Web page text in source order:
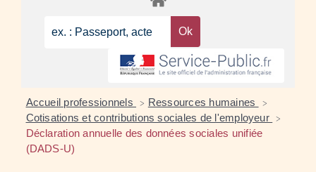
Accueil professionnels > Ressources humaines >
Cotisations et contributions sociales de l'employeur >
Déclaration annuelle des données sociales unifiée
(DADS-U)